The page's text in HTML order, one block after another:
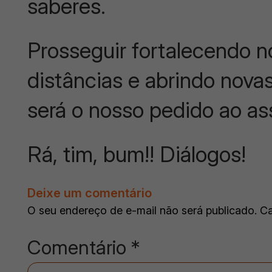
saberes.
Prosseguir fortalecendo
distâncias e abrindo
será o nosso pedido ao
Rá, tim, bum!! Diálogos!
Deixe um comentário
O seu endereço de e-mail não será publicado.
Comentário *